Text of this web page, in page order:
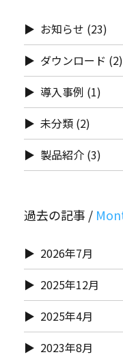
お知らせ (23)
ダウンロード (2)
導入事例 (1)
未分類 (2)
製品紹介 (3)
過去の記事 /
2026年7月
2025年12月
2025年4月
2023年8月